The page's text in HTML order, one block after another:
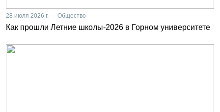
28 июля 2026 г. — Общество
Как прошли Летние школы-2026 в Горном университете